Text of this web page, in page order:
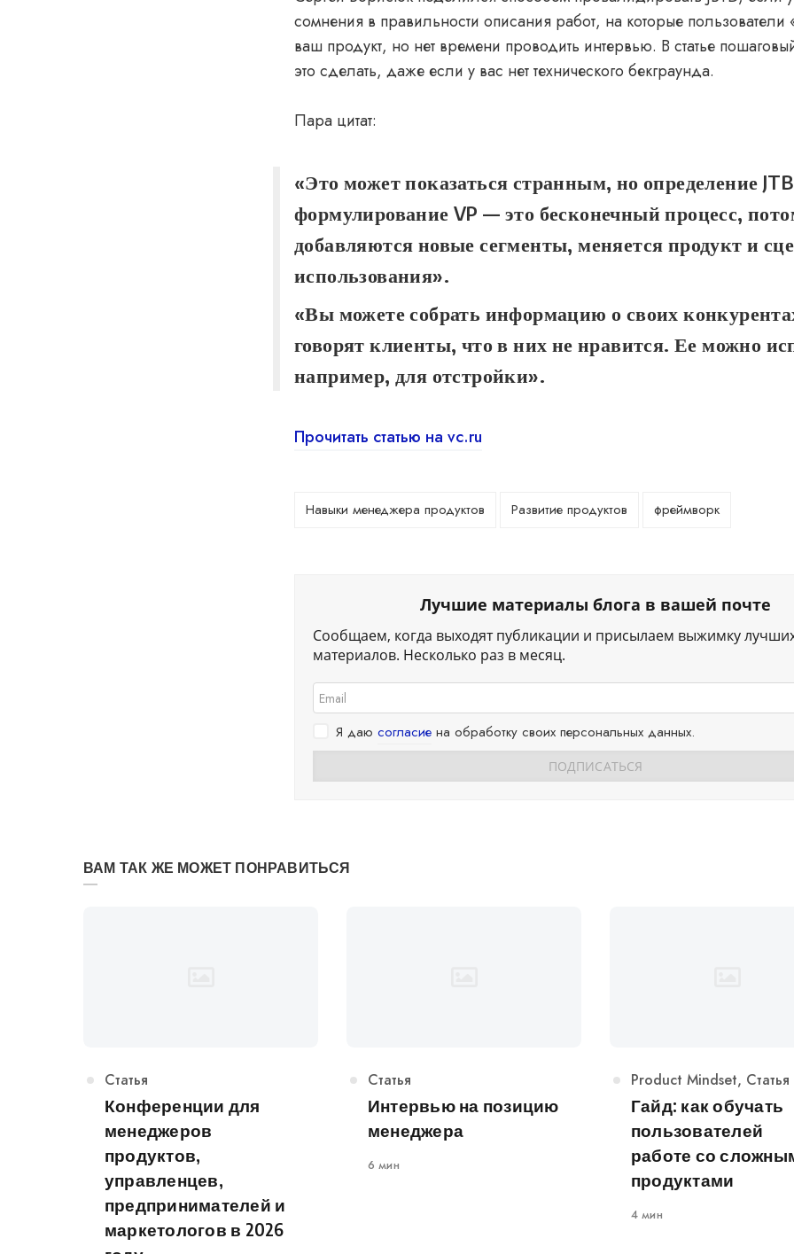
сомнения в правильности описания работ, на которые пользователи
ваш продукт, но нет времени проводить интервью. В статье
это сделать, даже если у вас нет технического бекграунда.
Пара цитат:
«Это может показаться странным, но определение
формулирование VP — это бесконечный процесс,
добавляются новые сегменты, меняется продукт и
использования».
«Вы можете собрать информацию о своих
говорят клиенты, что в них не нравится. Ее можно
например, для отстройки».
Прочитать статью на vc.ru
Навыки менеджера продуктов Развитие продуктов фреймворк
Лучшие материалы блога в вашей почте
Сообщаем, когда выходят публикации и присылаем выжимку
материалов. Несколько раз в месяц.
Я даю согласие на обработку своих персональных данных.
ВАМ ТАК ЖЕ МОЖЕТ ПОНРАВИТЬСЯ
Категория
Статья
Конференции для
менеджеров
продуктов,
управленцев,
предпринимателей и
маркетологов в 2026
Категория
Статья
Интервью на позицию
менеджера
6 мин
Категория
Product Mindset, Статья
Гайд: как обучать
пользователей
работе со
продуктами
4 мин